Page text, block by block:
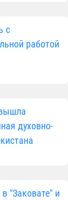
с
работой
духовно-
"Заковате" и